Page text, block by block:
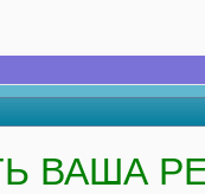
ВАША